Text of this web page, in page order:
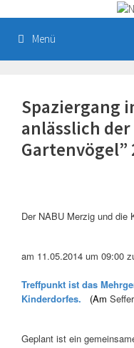
Inhalt
springenMenü
Spaziergang
anlässlich
Gartenvögel”
Der NABU Merzig und die
am 11.05.2014 um 09:00
Treffpunkt ist das
Kinderdorfes. (Am
Geplant ist ein